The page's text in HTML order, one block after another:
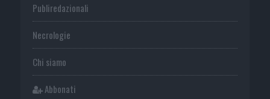
Publiredazionali
Necrologie
Chi siamo
Abbonati